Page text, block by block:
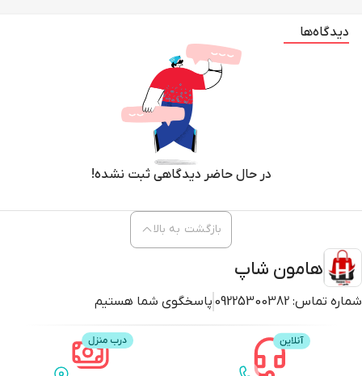
دیدگاه‌ها
در حال حاضر دیدگاهی ثبت نشده!
هامون شاپ
شماره تماس: 09225300382 پاسخگوی شما هستیم
بازگشت به بالا